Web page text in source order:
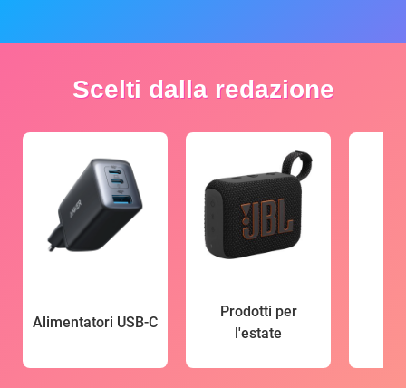
Scelti dalla redazione
Alimentatori USB-C
Prodotti per
l'estate